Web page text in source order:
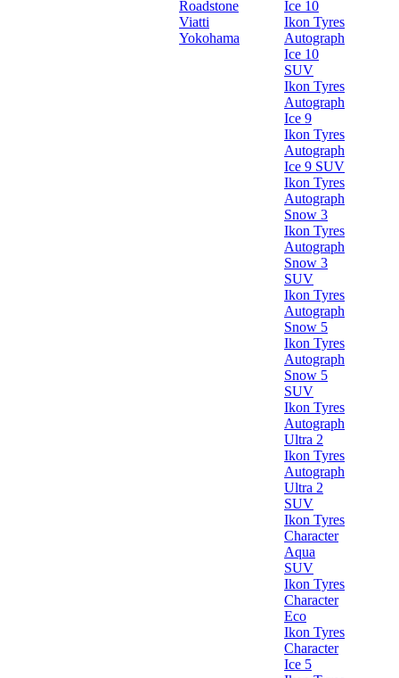
Roadstone
Viatti
Yokohama
Ice 10
Ikon Tyres
Autograph
Ice 10
SUV
Ikon Tyres
Autograph
Ice 9
Ikon Tyres
Autograph
Ice 9 SUV
Ikon Tyres
Autograph
Snow 3
Ikon Tyres
Autograph
Snow 3
SUV
Ikon Tyres
Autograph
Snow 5
Ikon Tyres
Autograph
Snow 5
SUV
Ikon Tyres
Autograph
Ultra 2
Ikon Tyres
Autograph
Ultra 2
SUV
Ikon Tyres
Character
Aqua
SUV
Ikon Tyres
Character
Eco
Ikon Tyres
Character
Ice 5